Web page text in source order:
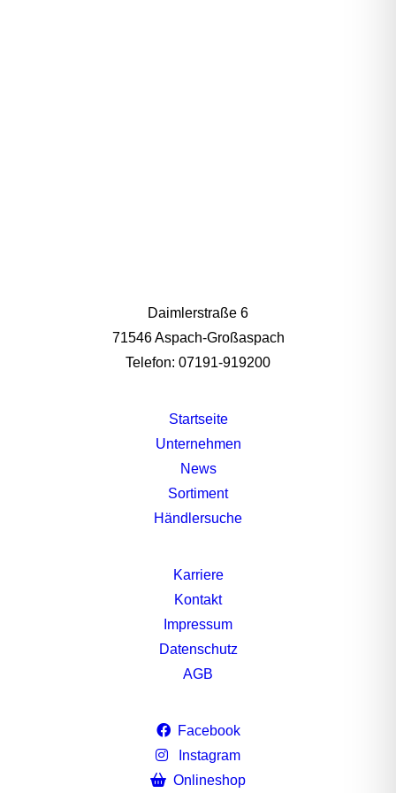
Daimlerstraße 6
71546 Aspach-Großaspach
Telefon: 07191-919200
Startseite
Unternehmen
News
Sortiment
Händlersuche
Karriere
Kontakt
Impressum
Datenschutz
AGB
Facebook
Instagram
Onlineshop